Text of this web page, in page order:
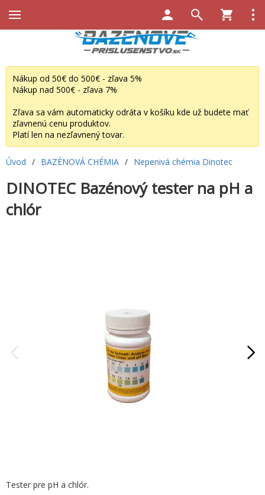
Nákup od 50€ do 500€ - zľava 5%
Nákup nad 500€ - zľava 7%
Zľava sa vám automaticky odráta v košíku kde už budete mať
zľavnenú cenu produktov.
Platí len na nezľavnený tovar.
Úvod / BAZÉNOVÁ CHÉMIA / Nepenivá chémia Dinotec
DINOTEC Bazénový tester na pH a
chlór
Tester pre pH a chlór.